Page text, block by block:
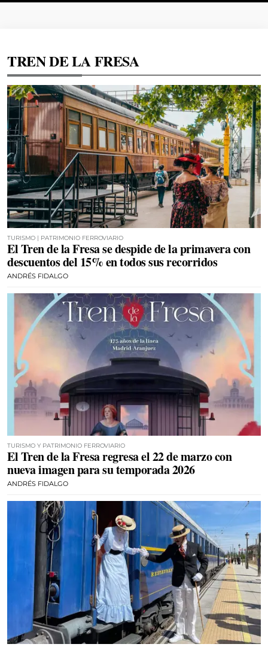
TREN DE LA FRESA
TURISMO | PATRIMONIO FERROVIARIO
El Tren de la Fresa se despide de la primavera con
descuentos del 15% en todos sus recorridos
ANDRÉS FIDALGO
TURISMO Y PATRIMONIO FERROVIARIO
El Tren de la Fresa regresa el 22 de marzo con
nueva imagen para su temporada 2026
ANDRÉS FIDALGO